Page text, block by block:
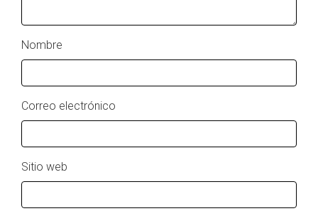
Nombre
Correo electrónico
Sitio web